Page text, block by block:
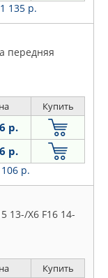
135 р.
передняя
Купить
р.
р.
р.
13-/X6 F16 14-
Купить